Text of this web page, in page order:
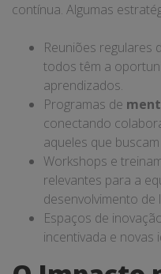
contínua. Algumas
Reuniões regulares
todos têm a
aprendizados.
Programas de
conectando
aqueles que
Workshops e
relevantes para a
desenvolvimento de
Espaços de
incentivada e novas